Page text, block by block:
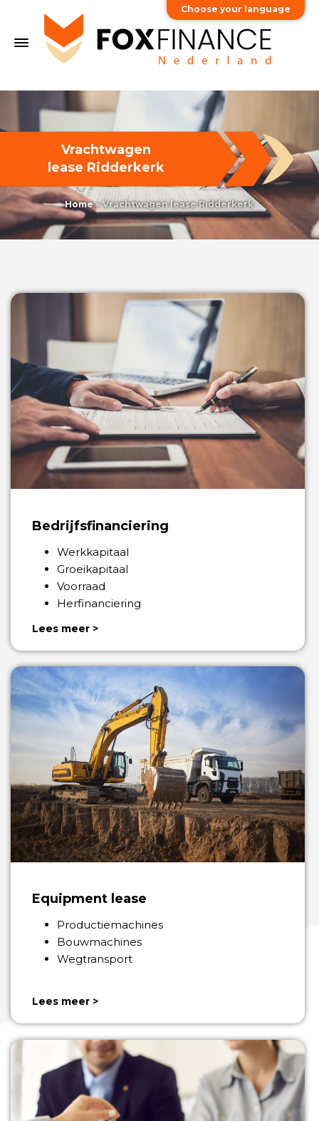
Vrachtwagen
lease Ridderkerk
Home»Vrachtwagen lease Ridderkerk
Bedrijfsfinanciering
Werkkapitaal
Groeikapitaal
Voorraad
Herfinanciering
Lees meer >
Equipment lease
Productiemachines
Bouwmachines
Wegtransport
Lees meer >
Choose your language